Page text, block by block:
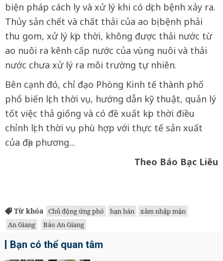
biện pháp cách ly và xử lý khi có dịch bệnh xảy ra.
Thủy sản chết và chất thải của ao bị bệnh phải
thu gom, xử lý kịp thời, không được thải nước từ
ao nuôi ra kênh cấp nước của vùng nuôi và thải
nước chưa xử lý ra môi trường tự nhiên.
Bên cạnh đó, chỉ đạo Phòng Kinh tế thành phố
phổ biến lịch thời vụ, hướng dẫn kỹ thuật, quản lý
tốt việc thả giống và có đề xuất kịp thời điều
chỉnh lịch thời vụ phù hợp với thực tế sản xuất
của địa phương...
Theo Báo Bạc Liêu
Từ khóa Chủ động ứng phó hạn hán
xâm nhập mặn
An Giang
Báo An Giang
Bạn có thể quan tâm